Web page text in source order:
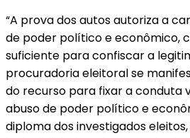
“A prova dos autos autoriza a
de poder político e econômico,
suficiente para confiscar a
procuradoria eleitoral se
do recurso para fixar a conduta
abuso de poder político e
diploma dos investigados